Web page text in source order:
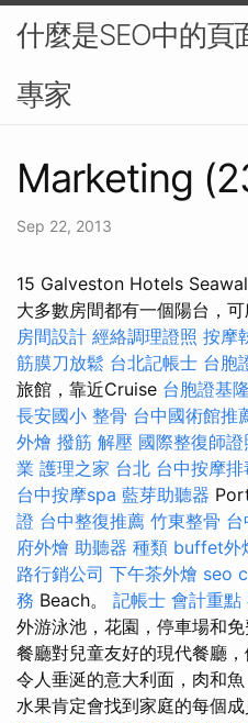
什麼是SEO中的頁
專家
Marketing
Sep 22, 2013
15 Galveston Hotels
大多數房間都有一個陽台，
房間設計 經絡調理證照 按摩
筋膜刀放鬆 台北記帳士 台胞
旅館，靠近Cruise 台胞證基隆
長安國小 整骨 台中國術館推
外燴 撥筋 解壓 國際整復師證
業 護理之家 台北 台中按摩
台中按摩spa 藍芽助聽器
證 台中整復推薦 竹東整骨
府外燴 助聽器 種類 buffet外
路行銷公司 下午茶外燴 seo
務 Beach。 記帳士 會計重點
外游泳池，花園，停車場和
餐廳對兒童友好的現代餐廳
令人垂涎的意大利面，肉和
水果肯定會找到家庭的每個成